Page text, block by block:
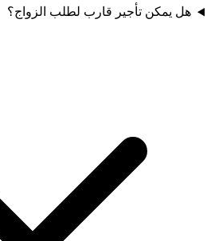
هل يمكن تأجير قارب لطلب الزواج؟